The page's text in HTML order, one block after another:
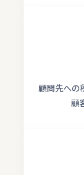
顧問先への
顧